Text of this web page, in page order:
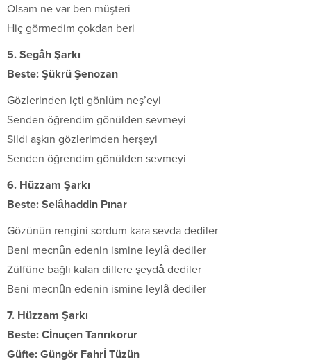
Olsam ne var ben müşteri
Hiç görmedim çokdan beri
5. Segâh Şarkı
Beste: Şükrü Şenozan
Gözlerinden içti gönlüm neş’eyi
Senden öğrendim gönülden sevmeyi
Sildi aşkın gözlerimden herşeyi
Senden öğrendim gönülden sevmeyi
6. Hüzzam Şarkı
Beste: Selâhaddin Pınar
Gözünün rengini sordum kara sevda dediler
Beni mecnûn edenin ismine leylâ dediler
Zülfüne bağlı kalan dillere şeydâ dediler
Beni mecnûn edenin ismine leylâ dediler
7. Hüzzam Şarkı
Beste: Cİnuçen Tanrıkorur
Güfte: Güngör Fahrİ Tüzün